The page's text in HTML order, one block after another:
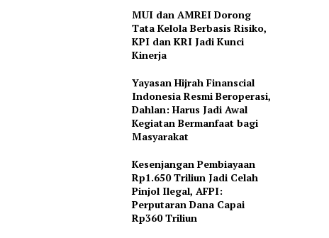
MUI dan AMREI Dorong
Tata Kelola Berbasis Risiko,
KPI dan KRI Jadi Kunci
Kinerja
Yayasan Hijrah Finanscial
Indonesia Resmi Beroperasi,
Dahlan: Harus Jadi Awal
Kegiatan Bermanfaat bagi
Masyarakat
Kesenjangan Pembiayaan
Rp1.650 Triliun Jadi Celah
Pinjol Ilegal, AFPI:
Perputaran Dana Capai
Rp360 Triliun